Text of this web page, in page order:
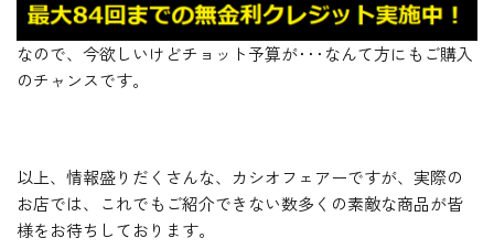
なので、今欲しいけどチョット予算が･･･なんて方にもご購入
のチャンスです。
以上、情報盛りだくさんな、カシオフェアーですが、実際の
お店では、これでもご紹介できない数多くの素敵な商品が皆
様をお待ちしております。